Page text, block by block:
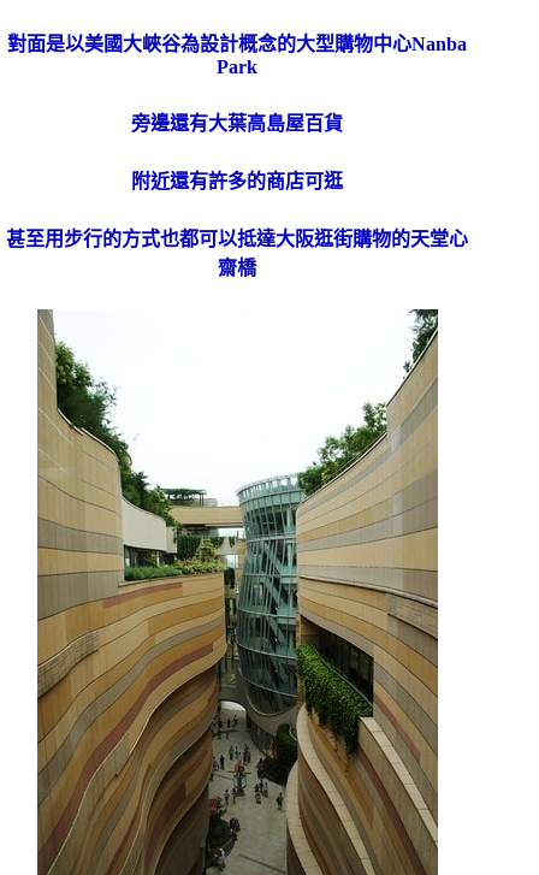
對面是以美國大峽谷為設計概念的大型購物中心Nanba
Park
旁邊還有大葉高島屋百貨
附近還有許多的商店可逛
甚至用步行的方式也都可以抵達大阪逛街購物的天堂心
齋橋